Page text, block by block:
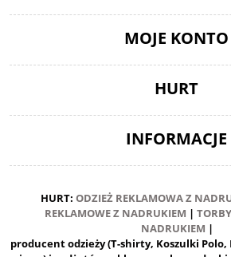
MOJE KONTO
HURT
INFORMACJE
HURT: ODZIEŻ REKLAMOWA Z
REKLAMOWE Z NADRUKIEM |
NADRUKIEM |
producent odzieży (T-shirty, Koszulki Polo,